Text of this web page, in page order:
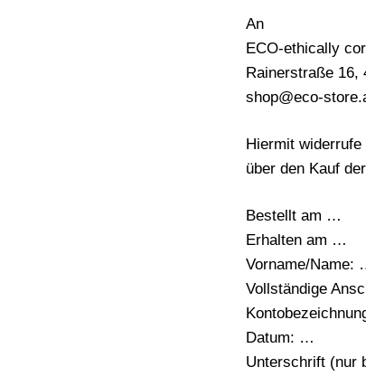
An
ECO-ethically
Rainerstraße 16,
shop@eco-
Hiermit
über den Kauf
Bestellt am …
Erhalten am …
Vorname/Name:
Vollständige
Datum: …
Unterschrift (nur